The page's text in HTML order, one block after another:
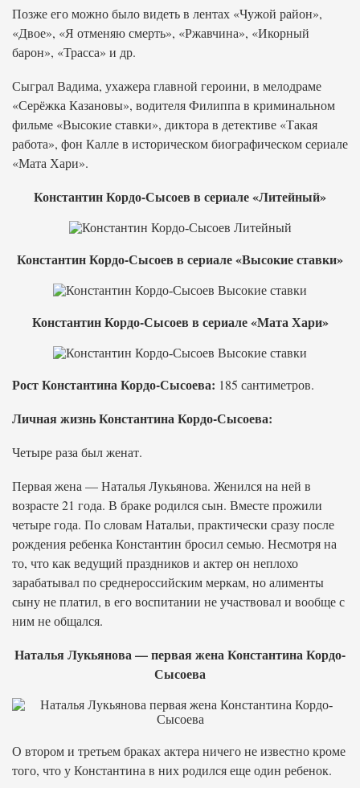
Позже его можно было видеть в лентах «Чужой район»,
«Двое», «Я отменяю смерть», «Ржавчина», «Икорный
барон», «Трасса» и др.
Сыграл Вадима, ухажера главной героини, в мелодраме
«Серёжка Казановы», водителя Филиппа в криминальном
фильме «Высокие ставки», диктора в детективе «Такая
работа», фон Калле в историческом биографическом сериале
«Мата Хари».
Константин Кордо-Сысоев в сериале «Литейный»
Константин Кордо-Сысоев в сериале «Высокие ставки»
Константин Кордо-Сысоев в сериале «Мата Хари»
Рост Константина Кордо-Сысоева: 185 сантиметров.
Личная жизнь Константина Кордо-Сысоева:
Четыре раза был женат.
Первая жена — Наталья Лукьянова. Женился на ней в
возрасте 21 года. В браке родился сын. Вместе прожили
четыре года. По словам Натальи, практически сразу после
рождения ребенка Константин бросил семью. Несмотря на
то, что как ведущий праздников и актер он неплохо
зарабатывал по среднероссийским меркам, но алименты
сыну не платил, в его воспитании не участвовал и вообще с
ним не общался.
Наталья Лукьянова — первая жена Константина Кордо-
Сысоева
О втором и третьем браках актера ничего не известно кроме
того, что у Константина в них родился еще один ребенок.